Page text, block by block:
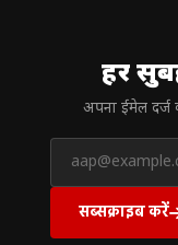
हर
अपना ईमेल दर्ज
सब्सक्राइब करें